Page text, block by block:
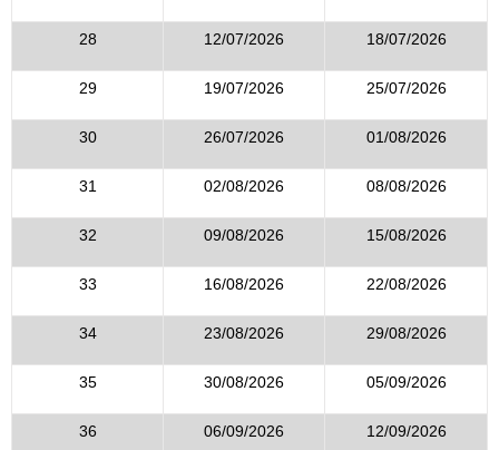
28 12/07/2026 18/07/2026
29 19/07/2026 25/07/2026
30 26/07/2026 01/08/2026
31 02/08/2026 08/08/2026
32 09/08/2026 15/08/2026
33 16/08/2026 22/08/2026
34 23/08/2026 29/08/2026
35 30/08/2026 05/09/2026
36 06/09/2026 12/09/2026